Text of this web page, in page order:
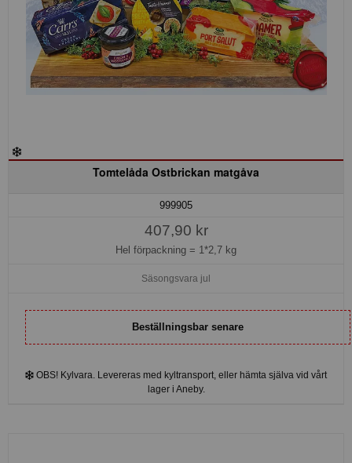
Tomtelåda Ostbrickan matgåva
999905
407,90 kr
Hel förpackning = 1*2,7 kg
Säsongsvara jul
Beställningsbar senare
OBS! Kylvara. Levereras med kyltransport, eller hämta själva vid vårt
lager i Aneby.